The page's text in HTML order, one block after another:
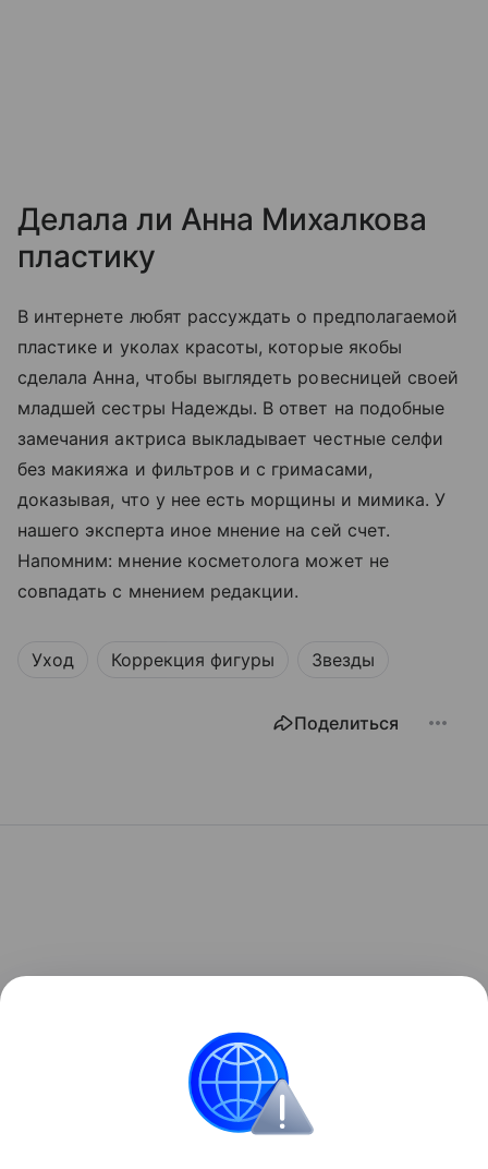
Делала ли Анна Михалкова
пластику
В интернете любят рассуждать о предполагаемой
пластике и уколах красоты, которые якобы
сделала Анна, чтобы выглядеть ровесницей своей
младшей сестры Надежды. В ответ на подобные
замечания актриса выкладывает честные селфи
без макияжа и фильтров и с гримасами,
доказывая, что у нее есть морщины и мимика. У
нашего эксперта иное мнение на сей счет.
Напомним: мнение косметолога может не
совпадать с мнением редакции.
Уход Коррекция фигуры Звезды
Поделиться